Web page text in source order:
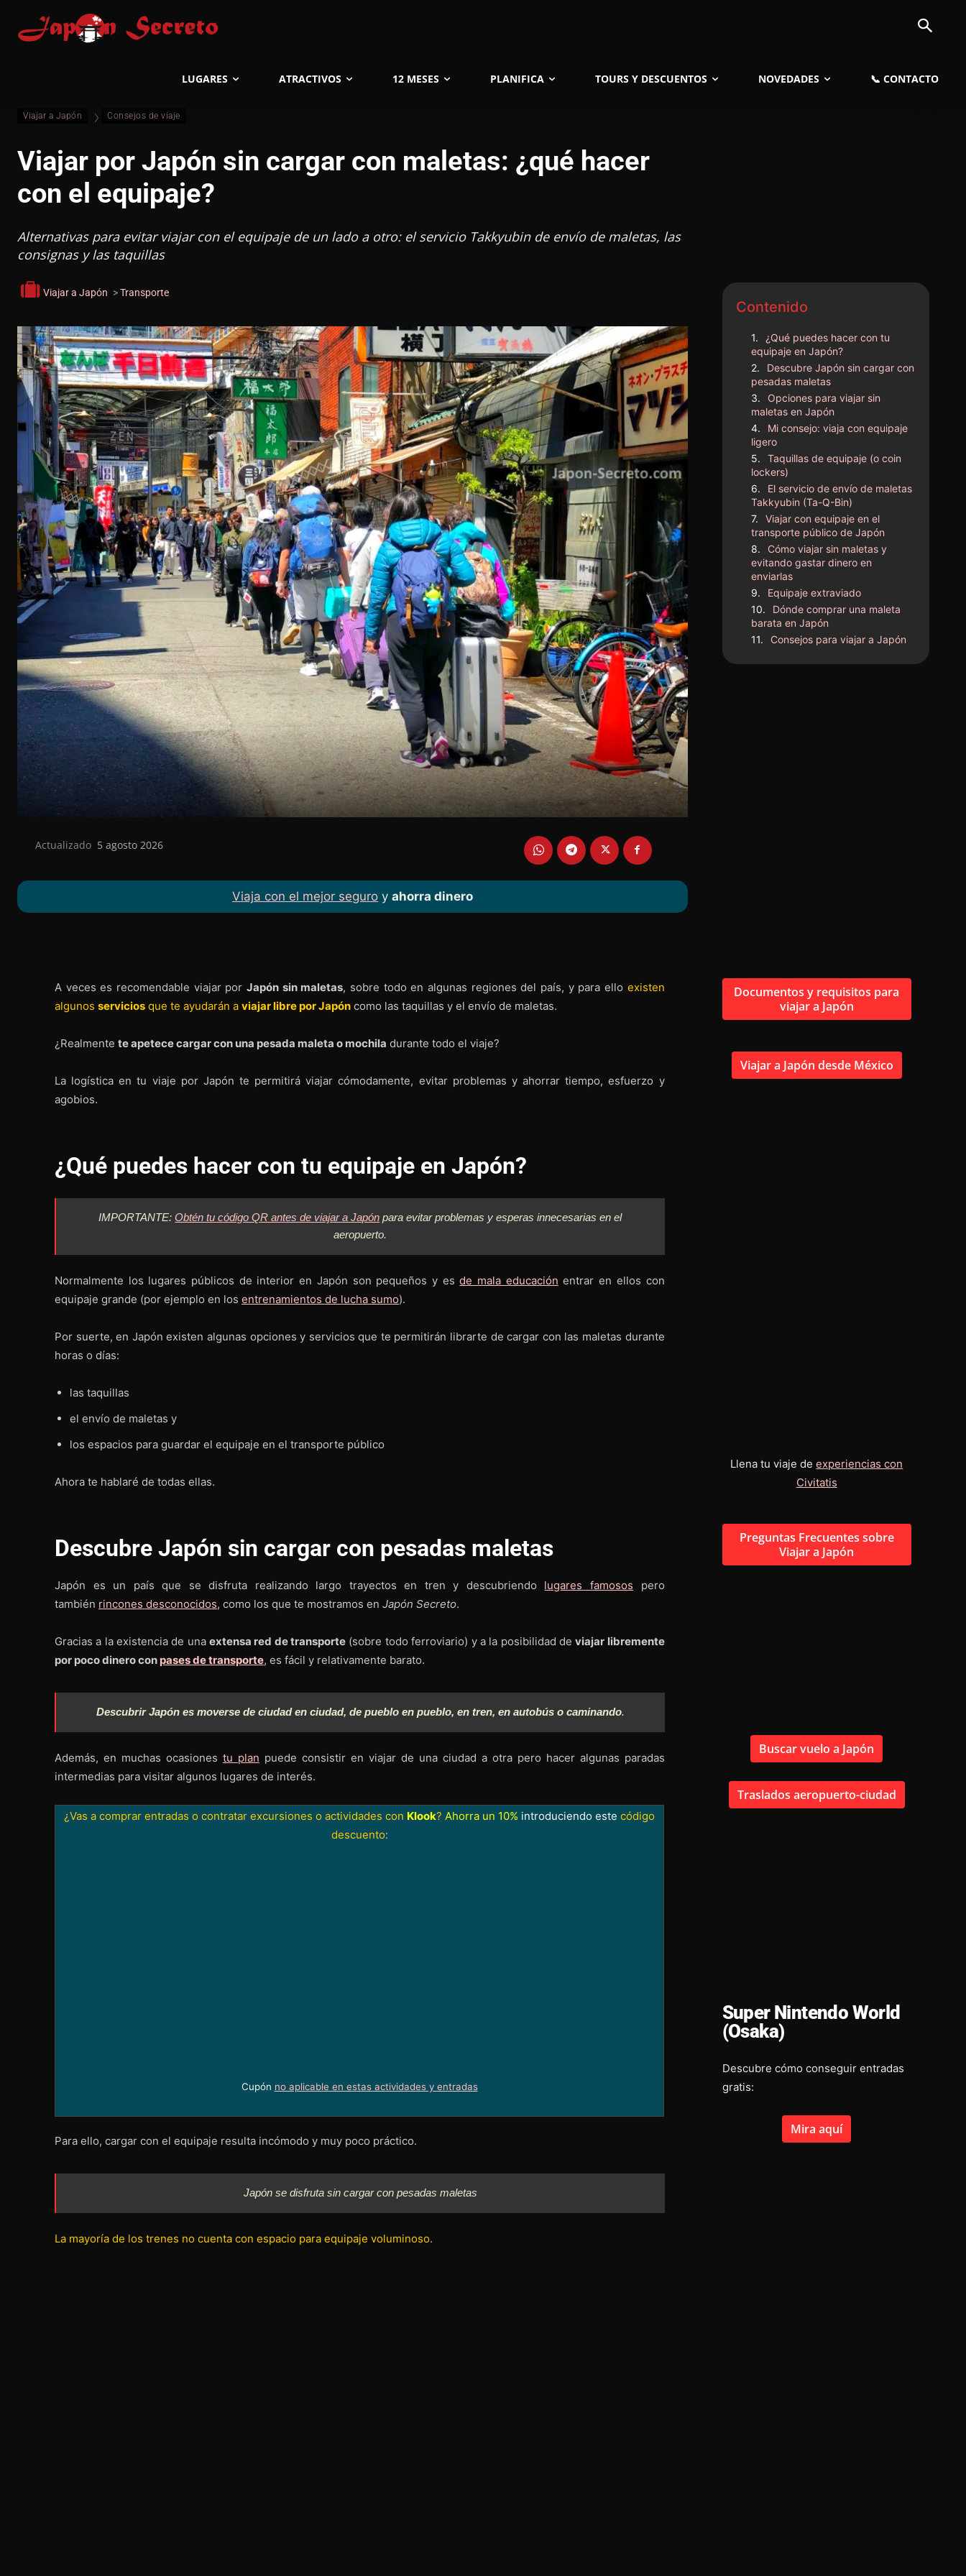
LUGARES ATRACTIVOS 12 MESES PLANIFICA TOURS Y DESCUENTOS NOVEDADES 📞 CONTACTO
Viajar a Japón Consejos de viaje
Viajar por Japón sin cargar con maletas: ¿qué hacer
con el equipaje?
Alternativas para evitar viajar con el equipaje de un lado a otro: el servicio Takkyubin de envío de maletas, las
consignas y las taquillas
Viajar a Japón >Transporte
Actualizado 5 agosto 2026
Viaja con el mejor seguro yahorra dinero
Contenido
¿Qué puedes hacer con tu
equipaje en Japón?
Descubre Japón sin cargar con
pesadas maletas
Opciones para viajar sin
maletas en Japón
Mi consejo: viaja con equipaje
ligero
Taquillas de equipaje (o coin
lockers)
El servicio de envío de maletas
Takkyubin (Ta-Q-Bin)
Viajar con equipaje en el
transporte público de Japón
Cómo viajar sin maletas y
evitando gastar dinero en
enviarlas
Equipaje extraviado
Dónde comprar una maleta
barata en Japón
Consejos para viajar a Japón
A veces es recomendable viajar por Japón sin maletas, sobre todo en algunas regiones del país, y para ello existen
algunos servicios que te ayudarán a viajar libre por Japón como las taquillas y el envío de maletas.
¿Realmente te apetece cargar con una pesada maleta o mochila durante todo el viaje?
La logística en tu viaje por Japón te permitirá viajar cómodamente, evitar problemas y ahorrar tiempo, esfuerzo y
agobios.
¿Qué puedes hacer con tu equipaje en Japón?
IMPORTANTE:Obtén tu código QR antes de viajar a Japón para evitar problemas y esperas innecesarias en el
aeropuerto.
Normalmente los lugares públicos de interior en Japón son pequeños y esde mala educación entrar en ellos con
equipaje grande (por ejemplo en los entrenamientos de lucha sumo).
Por suerte, en Japón existen algunas opciones y servicios que te permitirán librarte de cargar con las maletas durante
horas o días:
las taquillas
el envío de maletas y
los espacios para guardar el equipaje en el transporte público
Ahora te hablaré de todas ellas.
Descubre Japón sin cargar con pesadas maletas
Japón es un país que se disfruta realizando largo trayectos en tren y descubriendo lugares famosos pero
también rincones desconocidos, como los que te mostramos en Japón Secreto.
Gracias a la existencia de unaextensa red de transporte (sobre todo ferroviario) y a la posibilidad deviajar libremente
por poco dinero conpases de transporte, es fácil y relativamente barato.
Descubrir Japón es moverse de ciudad en ciudad, de pueblo en pueblo, en tren, en autobús o caminando.
Además, en muchas ocasiones tu plan puede consistir en viajar de una ciudad a otra pero hacer algunas paradas
intermedias para visitar algunos lugares de interés.
¿Vas a comprar entradas o contratar excursiones o actividades con Klook? Ahorra un 10% introduciendo este código
descuento:
Cupón no aplicable en estas actividades y entradas
Para ello, cargar con el equipaje resulta incómodo y muy poco práctico.
Japón se disfruta sin cargar con pesadas maletas
La mayoría de los trenes no cuenta con espacio para equipaje voluminoso.
Documentos y requisitos para
viajar a Japón
Viajar a Japón desde México
Llena tu viaje deexperiencias con
Civitatis
Preguntas Frecuentes sobre
Viajar a Japón
Buscar vuelo a Japón
Traslados aeropuerto-ciudad
Super Nintendo World
(Osaka)
Descubre cómo conseguir entradas
gratis:
Mira aquí